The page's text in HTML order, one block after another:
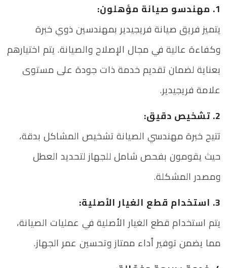
1. مهندسو صيانة مؤهلون:
يتميز فريق صيانة فريجيدير بمهندسين ذوي خبرة
وكفاءة عالية في مجال الإصلاح والصيانة. يتم اختيارهم
بعناية لضمان تقديم خدمة ذات جودة على مستوى
علامة فريجيدير.
2. تشخيص دقيق:
تتيح خبرة مهندسي الصيانة تشخيص المشاكل بدقة،
حيث يقومون بفحص شامل للجهاز لتحديد العطل
ومصدر المشكلة.
3. استخدام قطع الغيار الأصلية:
يتم استخدام قطع الغيار الأصلية في عمليات الصيانة،
مما يضمن توفير أداء ممتاز وتحسين عمر الجهاز.